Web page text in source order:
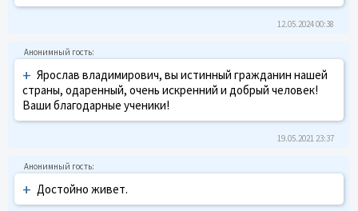
12.05.2024 00:38
+ Ярослав владимирович, вы истинный гражданин нашей
страны, одаренный, очень искренний и добрый человек!
Ваши благодарные ученики!
19.05.2021 23:37
+ Достойно живет.